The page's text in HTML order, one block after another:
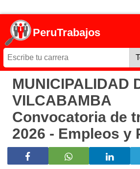
PeruTrabajos
MUNICIPALIDAD
VILCABAMBA
Convocatoria de
2026 - Empleos y